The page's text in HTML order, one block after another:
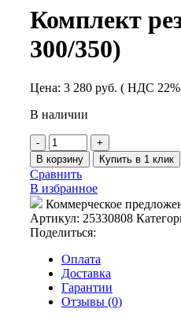
Комплект
300/350)
Цена: 3 280 руб. ( НДС
В наличии
Количество
товара
Комплект
резцов
8х8
11шт.
(SM-
300/350)
В корзину Купить в 1 клик
Сравнить
В избранное
Коммерческое
Артикул: 25330808
Поделиться:
Оплата
Доставка
Гарантии
Отзывы (0)